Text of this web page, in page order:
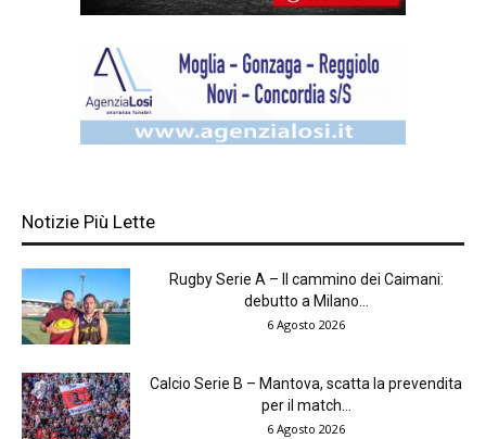
Notizie Più Lette
Rugby Serie A – Il cammino dei Caimani:
debutto a Milano...
6 Agosto 2026
Calcio Serie B – Mantova, scatta la prevendita
per il match...
6 Agosto 2026